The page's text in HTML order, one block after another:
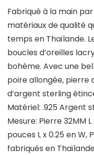
Fabriqué à la main
matériaux de qualité
temps en Thaïlande.
boucles d’oreilles
bohème. Avec une
poire allongée, pierre
d’argent sterling
Matériel: .925 Argent
Mesure: Pierre 32MM
pouces L x 0.25 en W,
fabriqués en